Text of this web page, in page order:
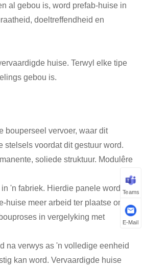
al gebou is, word prefab-huise in
doeltreffendheid en
huise. Terwyl elke tipe
gebou is.
bouperseel vervoer, waar dit
stelsels voordat dit gestuur word.
soliede struktuur. Modulêre
'n fabriek. Hierdie panele word
meer arbeid ter plaatse om
in vergelyking met
na verwys as 'n volledige eenheid
kan word. Vervaardigde huise
Teams
E-Mail